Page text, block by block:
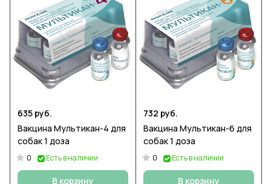
635 руб.
Вакцина Мультикан-4 для
собак 1 доза
0 Есть в наличии
В корзину
732 руб.
Вакцина Мультикан-6 для
собак 1 доза
0 Есть в наличии
В корзину